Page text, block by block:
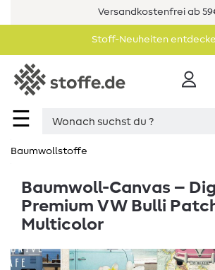
Versandkostenfrei ab
Stoff-Neuheiten
☰
Baumwollstoffe
Baumwoll-Canvas –
Premium VW Bulli
Multicolor